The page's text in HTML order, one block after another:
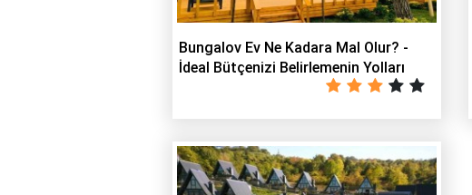
Bungalov Ev Ne Kadara Mal Olur? -
İdeal Bütçenizi Belirlemenin Yolları